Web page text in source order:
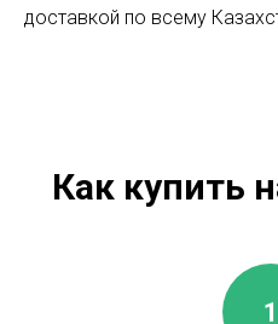
доставкой по всему
Как купить